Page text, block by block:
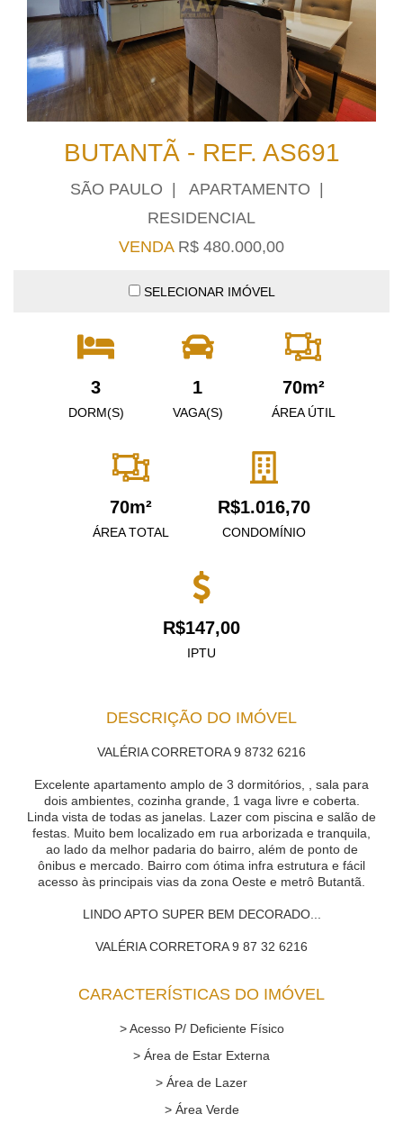
BUTANTÃ - REF. AS691
SÃO PAULO | APARTAMENTO |
RESIDENCIAL
VENDAR$ 480.000,00
SELECIONAR IMÓVEL
3
DORM(S)
1
VAGA(S)
70m²
ÁREA ÚTIL
70m²
ÁREA TOTAL
R$1.016,70
CONDOMÍNIO
R$147,00
IPTU
DESCRIÇÃO DO IMÓVEL
VALÉRIA CORRETORA 9 8732 6216
Excelente apartamento amplo de 3 dormitórios, , sala para
dois ambientes, cozinha grande, 1 vaga livre e coberta.
Linda vista de todas as janelas. Lazer com piscina e salão de
festas. Muito bem localizado em rua arborizada e tranquila,
ao lado da melhor padaria do bairro, além de ponto de
ônibus e mercado. Bairro com ótima infra estrutura e fácil
acesso às principais vias da zona Oeste e metrô Butantã.
LINDO APTO SUPER BEM DECORADO...
VALÉRIA CORRETORA 9 87 32 6216
CARACTERÍSTICAS DO IMÓVEL
> Acesso P/ Deficiente Físico
> Área de Estar Externa
> Área de Lazer
> Área Verde